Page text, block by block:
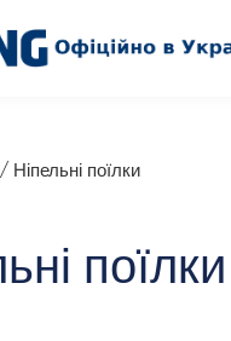
Контакти
/ Ніпельні поїлки
поїлки